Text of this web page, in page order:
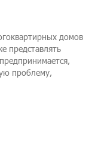
домов
представлять
проблему,